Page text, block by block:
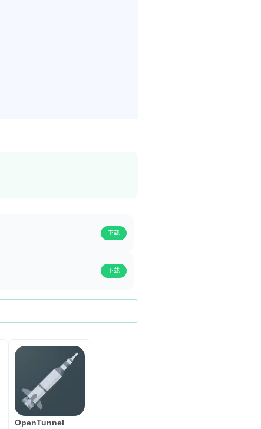
下载
下载
OpenTunnel